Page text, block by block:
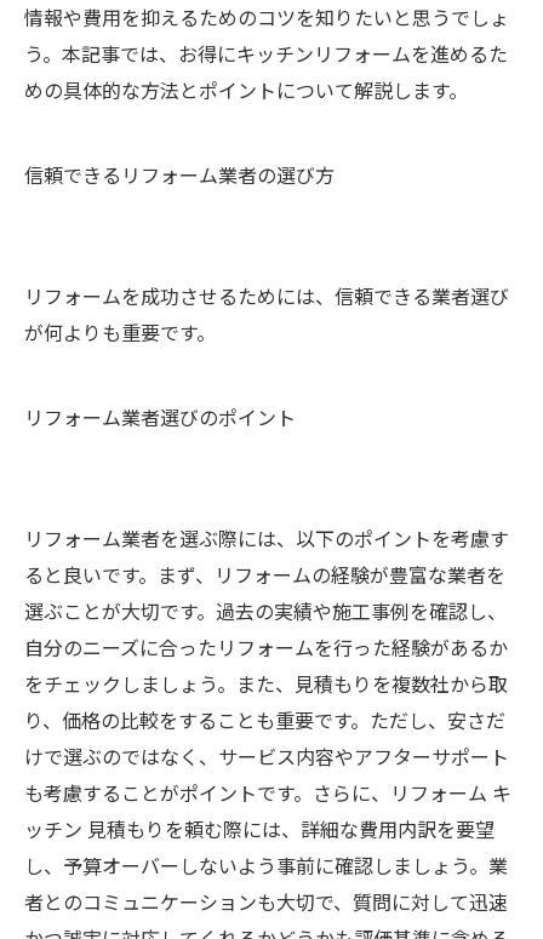
情報や費用を抑えるためのコツを知りたいと思うでしょ
う。本記事では、お得にキッチンリフォームを進めるた
めの具体的な方法とポイントについて解説します。
信頼できるリフォーム業者の選び方
リフォームを成功させるためには、信頼できる業者選び
が何よりも重要です。
リフォーム業者選びのポイント
リフォーム業者を選ぶ際には、以下のポイントを考慮す
ると良いです。まず、リフォームの経験が豊富な業者を
選ぶことが大切です。過去の実績や施工事例を確認し、
自分のニーズに合ったリフォームを行った経験があるか
をチェックしましょう。また、見積もりを複数社から取
り、価格の比較をすることも重要です。ただし、安さだ
けで選ぶのではなく、サービス内容やアフターサポート
も考慮することがポイントです。さらに、リフォーム キ
ッチン 見積もりを頼む際には、詳細な費用内訳を要望
し、予算オーバーしないよう事前に確認しましょう。業
者とのコミュニケーションも大切で、質問に対して迅速